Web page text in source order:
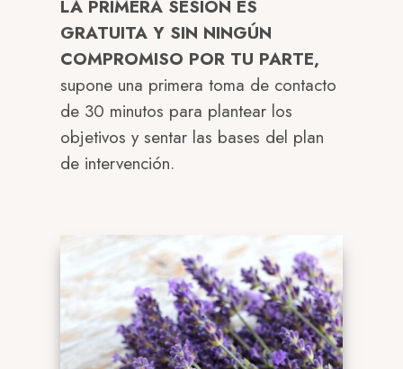
LA PRIMERA SESIÓN ES
GRATUITA Y SIN NINGÚN
COMPROMISO POR TU PARTE,
supone una primera toma de contacto
de 30 minutos para plantear los
objetivos y sentar las bases del plan
de intervención.